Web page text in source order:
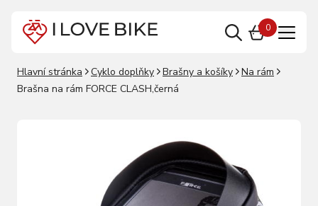
0
Hlavní stránka Cyklo doplňky Brašny a košíky
Na rám
Brašna na rám FORCE CLASH,černá